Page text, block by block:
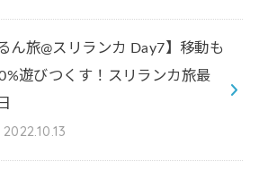
るん旅@スリランカ Day7】移動も
遊びつくす！スリランカ旅最
2022.10.13